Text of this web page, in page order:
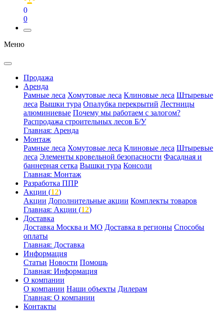
0
0
Меню
Продажа
Аренда
Рамные леса Хомутовые леса Клиновые леса Штыревые
леса Вышки тура Опалубка перекрытий Лестницы
алюминиевые Почему мы работаем с залогом?
Распродажа строительных лесов Б/У
Главная: Аренда
Монтаж
Рамные леса Хомутовые леса Клиновые леса Штыревые
леса Элементы кровельной безопасности Фасадная и
баннерная сетка Вышки тура Консоли
Главная: Монтаж
Разработка ППР
Акции (12)
Акции Дополнительные акции Комплекты товаров
Главная: Акции (12)
Доставка
Доставка Москва и МО Доставка в регионы Способы
оплаты
Главная: Доставка
Информация
Статьи Новости Помощь
Главная: Информация
О компании
О компании Наши объекты Дилерам
Главная: О компании
Контакты